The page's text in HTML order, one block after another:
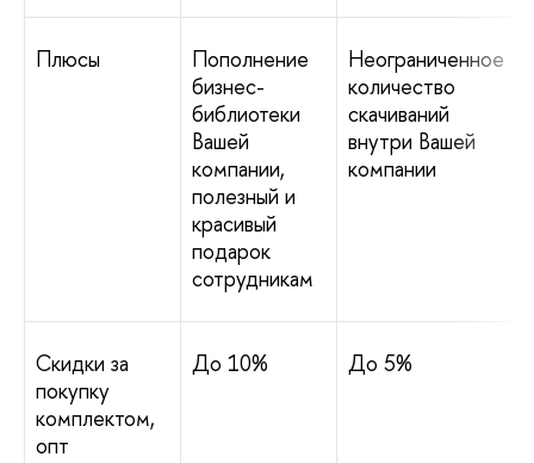
Плюсы
Пополнение
бизнес-
библиотеки
Вашей
компании,
полезный и
красивый
подарок
сотрудникам
Неограниченное
количество
скачиваний
внутри Вашей
компании
Скидки за
покупку
комплектом,
опт
До 10% До 5%